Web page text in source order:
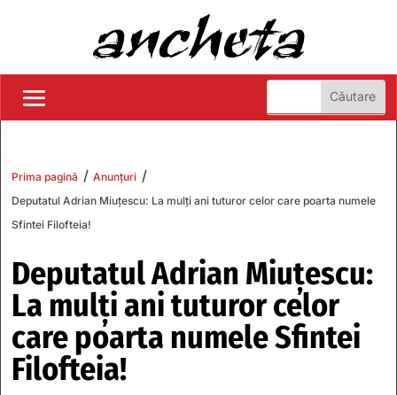
Prima pagină / Anunțuri /
Deputatul Adrian Miuțescu: La mulți ani tuturor celor care poarta numele
Sfintei Filofteia!
Deputatul Adrian Miuțescu:
La mulți ani tuturor celor
care poarta numele Sfintei
Filofteia!